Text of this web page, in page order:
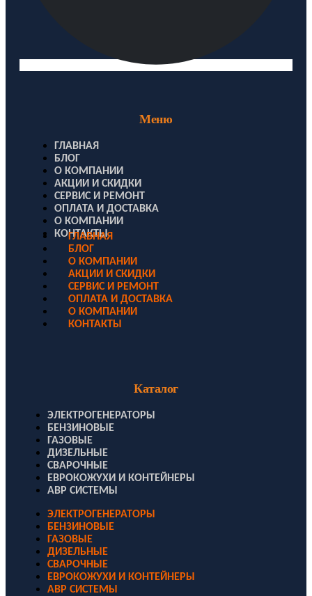
Меню
ГЛАВНАЯ
БЛОГ
О КОМПАНИИ
АКЦИИ И СКИДКИ
СЕРВИС И РЕМОНТ
ОПЛАТА И ДОСТАВКА
О КОМПАНИИ
КОНТАКТЫ
ГЛАВНАЯ
БЛОГ
О КОМПАНИИ
АКЦИИ И СКИДКИ
СЕРВИС И РЕМОНТ
ОПЛАТА И ДОСТАВКА
О КОМПАНИИ
КОНТАКТЫ
Каталог
ЭЛЕКТРОГЕНЕРАТОРЫ
БЕНЗИНОВЫЕ
ГАЗОВЫЕ
ДИЗЕЛЬНЫЕ
СВАРОЧНЫЕ
ЕВРОКОЖУХИ И КОНТЕЙНЕРЫ
АВР СИСТЕМЫ
ЭЛЕКТРОГЕНЕРАТОРЫ
БЕНЗИНОВЫЕ
ГАЗОВЫЕ
ДИЗЕЛЬНЫЕ
СВАРОЧНЫЕ
ЕВРОКОЖУХИ И КОНТЕЙНЕРЫ
АВР СИСТЕМЫ